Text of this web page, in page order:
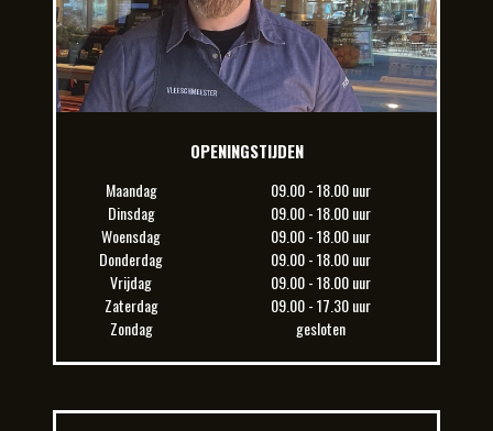
OPENINGSTIJDEN
Maandag
09.00 - 18.00 uur
Dinsdag
09.00 - 18.00 uur
Woensdag
09.00 - 18.00 uur
Donderdag
09.00 - 18.00 uur
Vrijdag
09.00 - 18.00 uur
Zaterdag
09.00 - 17.30 uur
Zondag
gesloten